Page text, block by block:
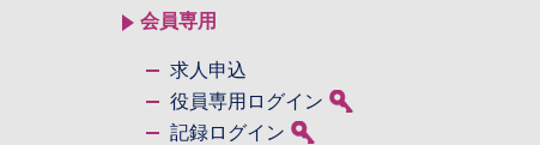
会員専用
求人申込
役員専用ログイン
記録ログイン